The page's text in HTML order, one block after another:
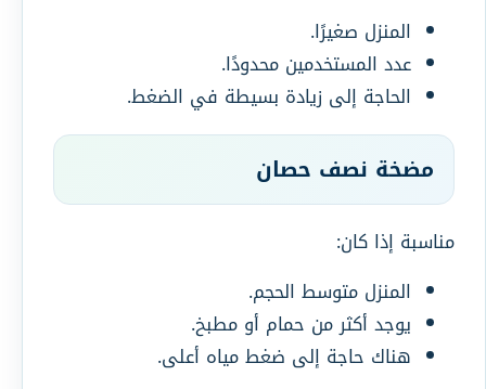
المنزل صغيرًا.
عدد المستخدمين محدودًا.
الحاجة إلى زيادة بسيطة في الضغط.
مضخة نصف حصان
مناسبة إذا كان:
المنزل متوسط الحجم.
يوجد أكثر من حمام أو مطبخ.
هناك حاجة إلى ضغط مياه أعلى.